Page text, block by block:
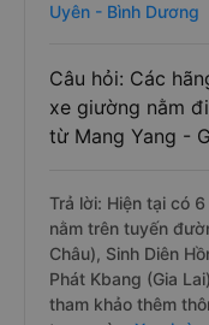
Uyên - Bình Dương
Câu hỏi: Các
xe giường nằm
từ Mang Yang -
Trả lời: Hiện tại có
nằm trên tuyến
Châu), Sinh Diên
Phát Kbang (Gia
tham khảo thêm